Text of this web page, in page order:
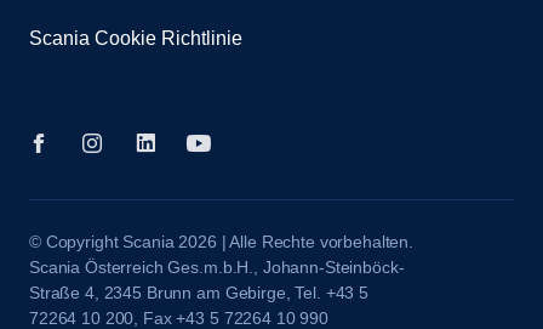
Scania Cookie Richtlinie
© Copyright Scania 2026 | Alle Rechte vorbehalten.
Scania Österreich Ges.m.b.H., Johann-Steinböck-
Straße 4, 2345 Brunn am Gebirge, Tel. +43 5
72264 10 200, Fax +43 5 72264 10 990